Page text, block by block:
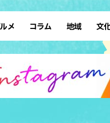
ツ サウナ
ソロ活
ドライブ
メ
エスニック イタリアン
フェ カレー
すし・魚料
コラム 地域
先島諸島
南部離島
文
復